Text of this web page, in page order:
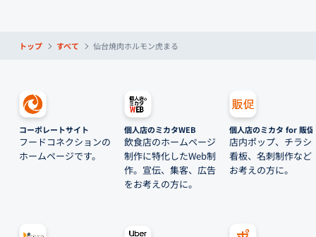
トップ すべて 仙台焼肉ホルモン虎まる
コーポレートサイト
フードコネクションの
ホームページです。
個人店のミカタWEB
飲食店のホームページ
制作に特化したWeb制
作。宣伝、集客、広告
をお考えの方に。
個人店のミカタ for 販促
店内ポップ、チラシ
看板、名刺制作など
お考えの方に。